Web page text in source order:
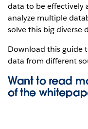
data to be effectively
analyze multiple
solve this big diverse
Download this guide
data from different
Want to read
of the